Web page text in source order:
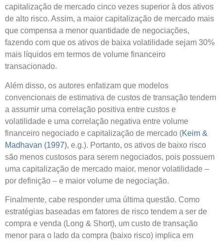
capitalização de mercado cinco vezes superior à dos ativos
de alto risco. Assim, a maior capitalização de mercado mais
que compensa a menor quantidade de negociações,
fazendo com que os ativos de baixa volatilidade sejam 30%
mais líquidos em termos de volume financeiro
transacionado.
Além disso, os autores enfatizam que modelos
convencionais de estimativa de custos de transação tendem
a assumir uma correlação positiva entre custos e
volatilidade e uma correlação negativa entre volume
financeiro negociado e capitalização de mercado (Keim &
Madhavan (1997), e.g.). Portanto, os ativos de baixo risco
são menos custosos para serem negociados, pois possuem
uma capitalização de mercado maior, menor volatilidade –
por definição – e maior volume de negociação.
Finalmente, cabe responder uma última questão. Como
estratégias baseadas em fatores de risco tendem a ser de
compra e venda (Long & Short), um custo de transação
menor para o lado da compra (baixo risco) implica em